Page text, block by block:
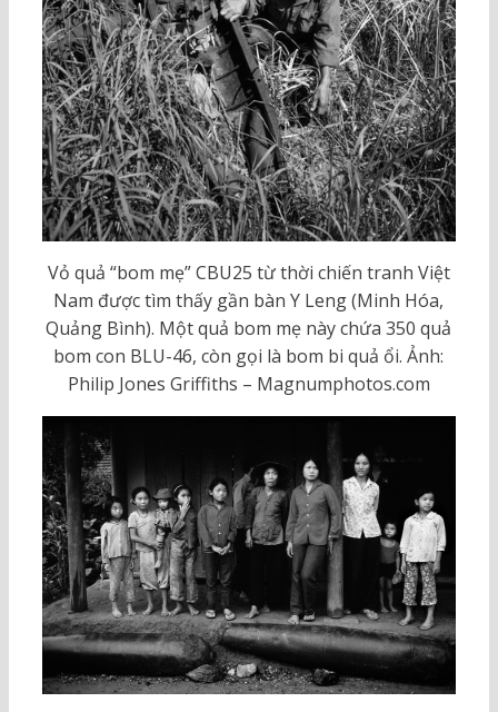
Vỏ quả “bom mẹ” CBU25 từ thời chiến tranh Việt
Nam được tìm thấy gần bàn Y Leng (Minh Hóa,
Quảng Bình). Một quả bom mẹ này chứa 350 quả
bom con BLU-46, còn gọi là bom bi quả ổi. Ảnh:
Philip Jones Griffiths – Magnumphotos.com